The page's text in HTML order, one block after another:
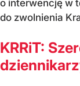
o interwencję w
do zwolnienia
KRRiT: